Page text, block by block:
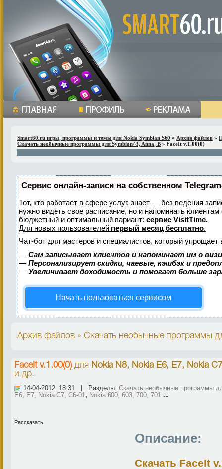
Smart60.ru игры, программы и темы для Nokia Symbian S60 » Архив файлов »
Скачать необычные программы для Symbian^3, Anna, B » FaceIt v.1.00(0)
Сервис онлайн-записи на собственном
Тот, кто работает в сфере услуг, знает — без ведения
нужно видеть свое расписание, но и напоминать
бюджетный и оптимальный вариант: сервис VisitTime.
Для новых пользователей первый месяц бесплатно.
Чат-бот для мастеров и специалистов, который упрощает
— Сам записывает клиентов и напоминает им о
— Персонализирует скидки, чаевые, кэшбэк и
— Увеличивает доходимость и помогает больше
Начать пользоваться сервисом
Архив файлов » Скачать необычные программы
FaceIt v.1.00(0)для Nokia N8, Nokia E6, E7, Nokia
и др.
14-04-2012, 18:31 | Разделы: Скачать необычные программы
E6, E7, Nokia C7, C6-01, Nokia 600, 603, 700, 701 ...
Рассказать
Описание:
Скачать FaceIt